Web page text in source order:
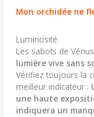
Mon orchidée ne
Luminosité
Les sabots de
lumière vive sans
Vérifiez toujours la
meilleur indicateur :
une haute
indiquera un